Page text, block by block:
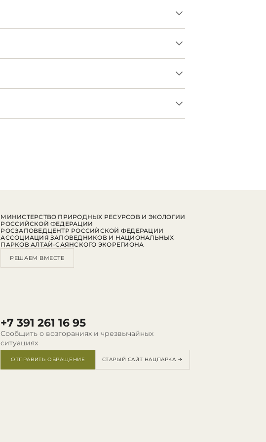
+7 391 261 16 95
Сообщить о возгораниях и чрезвычайных
ситуациях
ОТПРАВИТЬ ОБРАЩЕНИЕ СТАРЫЙ САЙТ НАЦПАРКА →
МИНИСТЕРСТВО ПРИРОДНЫХ РЕСУРСОВ И ЭКОЛОГИИ
РОССИЙСКОЙ ФЕДЕРАЦИИ
РОСЗАПОВЕДЦЕНТР РОССИЙСКОЙ ФЕДЕРАЦИИ
АССОЦИАЦИЯ ЗАПОВЕДНИКОВ И НАЦИОНАЛЬНЫХ
ПАРКОВ АЛТАЙ-САЯНСКОГО ЭКОРЕГИОНА
РЕШАЕМ ВМЕСТЕ